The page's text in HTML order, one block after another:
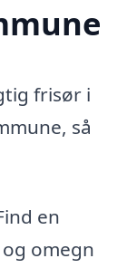
frisør i
så
en
omegn